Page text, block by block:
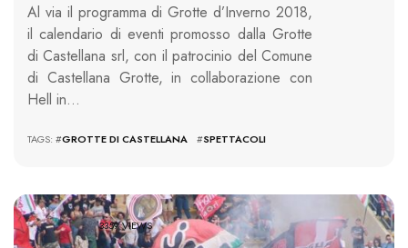
Al via il programma di Grotte d’Inverno 2018,
il calendario di eventi promosso dalla Grotte
di Castellana srl, con il patrocinio del Comune
di Castellana Grotte, in collaborazione con
Hell in…
TAGS: #GROTTE DI CASTELLANA #SPETTACOLI
3359 VIEWS